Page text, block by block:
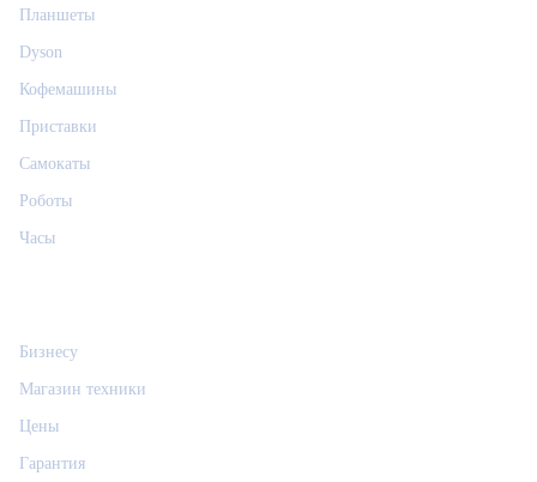
Планшеты
Dyson
Кофемашины
Приставки
Самокаты
Роботы
Часы
Бизнесу
Магазин техники
Цены
Гарантия